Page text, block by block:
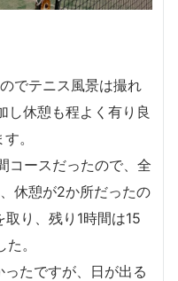
でテニス風景は撮れ
し休憩も程よく有り良
。
コースだったので、全
休憩が2か所だったの
り、残り1時間は15
。
たですが、日が出る